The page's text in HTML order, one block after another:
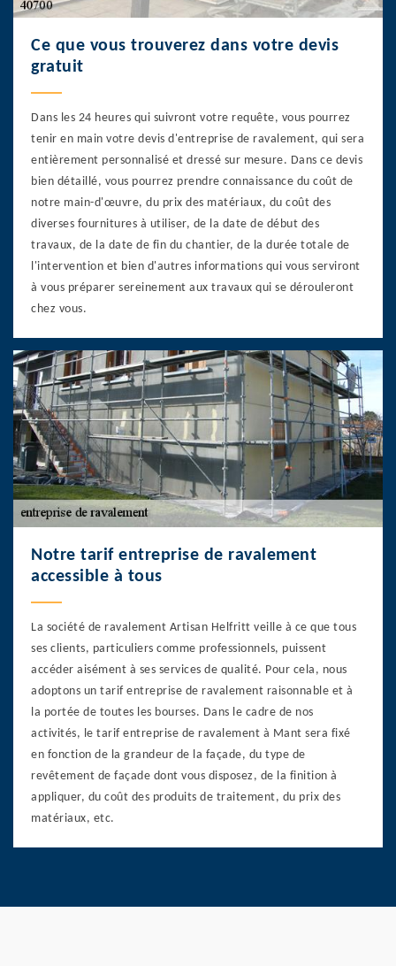
Ce que vous trouverez dans votre devis
gratuit
Dans les 24 heures qui suivront votre requête, vous pourrez
tenir en main votre devis d'entreprise de ravalement, qui sera
entièrement personnalisé et dressé sur mesure. Dans ce devis
bien détaillé, vous pourrez prendre connaissance du coût de
notre main-d'œuvre, du prix des matériaux, du coût des
diverses fournitures à utiliser, de la date de début des
travaux, de la date de fin du chantier, de la durée totale de
l'intervention et bien d'autres informations qui vous serviront
à vous préparer sereinement aux travaux qui se dérouleront
chez vous.
Notre tarif entreprise de ravalement
accessible à tous
La société de ravalement Artisan Helfritt veille à ce que tous
ses clients, particuliers comme professionnels, puissent
accéder aisément à ses services de qualité. Pour cela, nous
adoptons un tarif entreprise de ravalement raisonnable et à
la portée de toutes les bourses. Dans le cadre de nos
activités, le tarif entreprise de ravalement à Mant sera fixé
en fonction de la grandeur de la façade, du type de
revêtement de façade dont vous disposez, de la finition à
appliquer, du coût des produits de traitement, du prix des
matériaux, etc.